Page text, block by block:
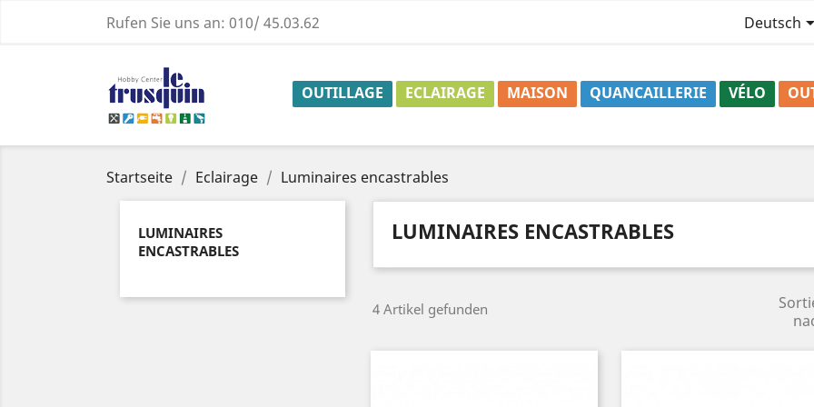
Rufen Sie uns an: 010/ 45.03.62 Deutsch
OUTILLAGE ECLAIRAGE MAISON QUANCAILLERIE VÉLO
Startseite Eclairage Luminaires encastrables
LUMINAIRES
ENCASTRABLES
LUMINAIRES ENCASTRABLES
4 Artikel gefunden